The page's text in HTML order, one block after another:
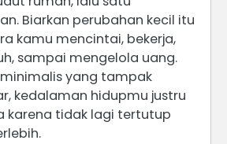
Biarkan perubahan kecil itu
kamu mencintai, bekerja,
sampai mengelola uang.
yang tampak
kedalaman hidupmu justru
karena tidak lagi tertutup